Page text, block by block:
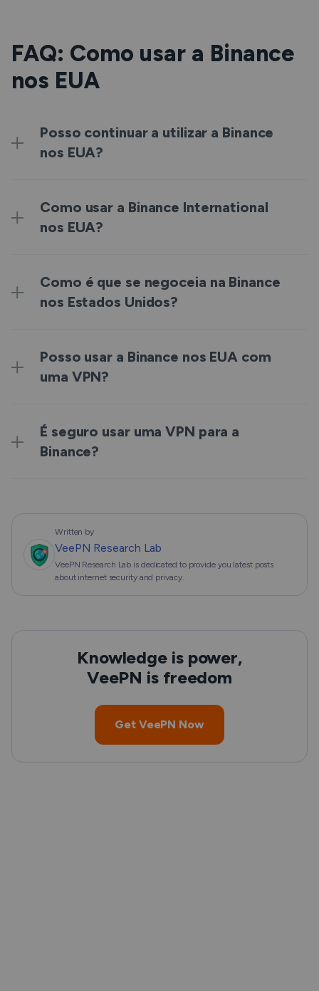
FAQ: Como usar a Binance
nos EUA
Posso continuar a utilizar a Binance
nos EUA?
Como usar a Binance International
nos EUA?
Como é que se negoceia na Binance
nos Estados Unidos?
Posso usar a Binance nos EUA com
uma VPN?
É seguro usar uma VPN para a
Binance?
Written by
VeePN Research Lab
VeePN Research Lab is dedicated to provide you latest posts
about internet security and privacy.
Knowledge is power,
VeePN is freedom
Get VeePN Now